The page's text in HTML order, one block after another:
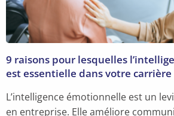
9 raisons pour lesquelles
est essentielle dans votre carrière
L’intelligence émotionnelle est un
en entreprise. Elle améliore